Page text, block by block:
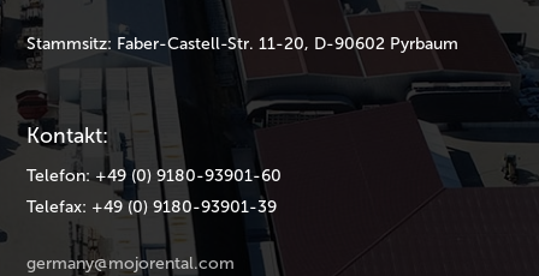
Stammsitz: Faber-Castell-Str. 11-20, D-90602 Pyrbaum
Kontakt:
Telefon: +49 (0) 9180-93901-60
Telefax: +49 (0) 9180-93901-39
germany@mojorental.com